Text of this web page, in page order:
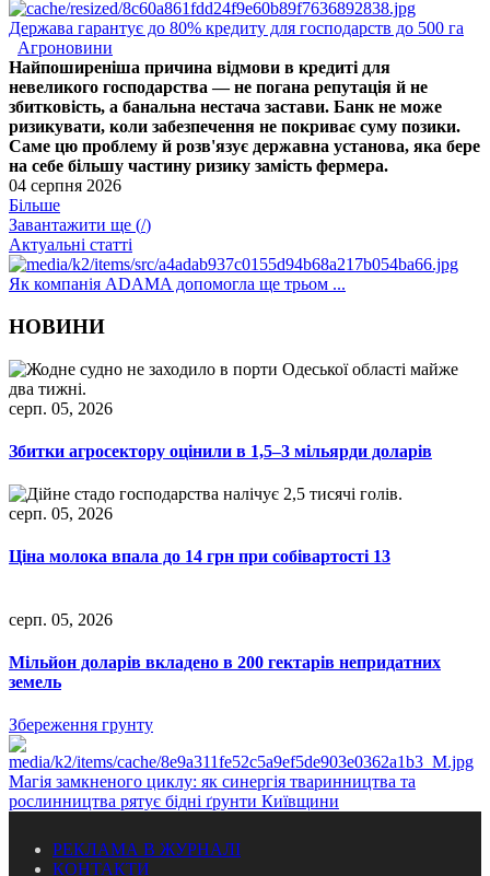
Держава гарантує до 80% кредиту для господарств до 500 га
Агроновини
Найпоширеніша причина відмови в кредиті для
невеликого господарства — не погана репутація й не
збитковість, а банальна нестача застави. Банк не може
ризикувати, коли забезпечення не покриває суму позики.
Саме цю проблему й розв'язує державна установа, яка бере
на себе більшу частину ризику замість фермера.
04 серпня 2026
Більше
Завантажити ще (/)
Актуальні статті
Як компанія ADAMA допомогла ще трьом ...
НОВИНИ
серп. 05, 2026
Збитки агросектору оцінили в 1,5–3 мільярди доларів
серп. 05, 2026
Ціна молока впала до 14 грн при собівартості 13
серп. 05, 2026
Мільйон доларів вкладено в 200 гектарів непридатних
земель
Збереження грунту
Магія замкненого циклу: як синергія тваринництва та
рослинництва рятує бідні ґрунти Київщини
РЕКЛАМА В ЖУРНАЛІ
КОНТАКТИ